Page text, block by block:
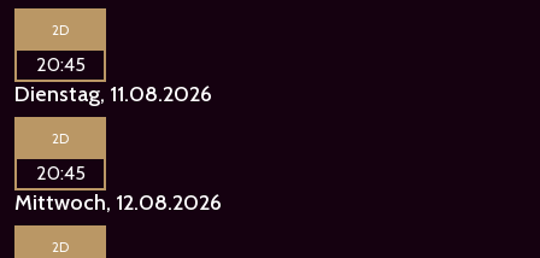
2D
20:45
Dienstag, 11.08.2026
2D
20:45
Mittwoch, 12.08.2026
2D